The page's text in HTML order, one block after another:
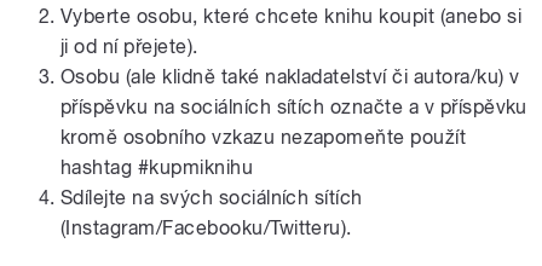
Vyberte osobu, které chcete knihu koupit (anebo si
ji od ní přejete).
Osobu (ale klidně také nakladatelství či autora/ku) v
příspěvku na sociálních sítích označte a v příspěvku
kromě osobního vzkazu nezapomeňte použít
hashtag #kupmiknihu
Sdílejte na svých sociálních sítích
(Instagram/Facebooku/Twitteru).